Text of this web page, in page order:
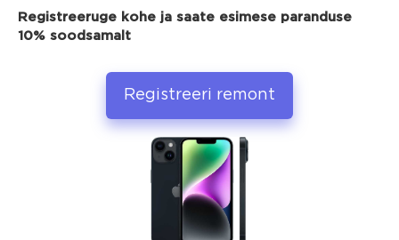
Registreeruge kohe ja saate esimese paranduse
10% soodsamalt
Registreeri remont